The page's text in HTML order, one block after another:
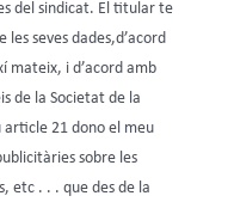
del sindicat. El titular te
seves dades,d’acord
mateix, i d’acord amb
de la Societat de la
article 21 dono el meu
sobre les
etc . . . que des de la